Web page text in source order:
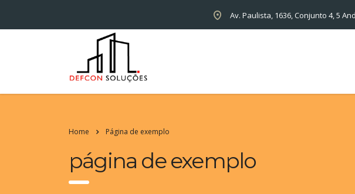
Av. Paulista, 1636, Conjunto 4, 5
Home Página de exemplo
página de exemplo